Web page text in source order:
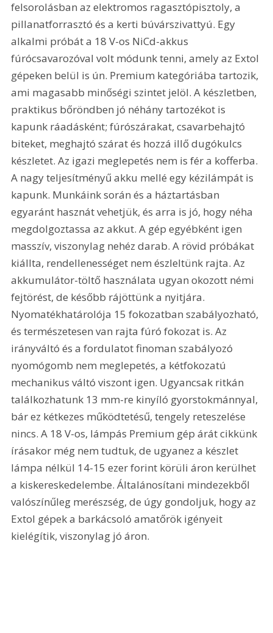
felsorolásban az elektromos ragasztópisztoly, a
pillanatforrasztó és a kerti búvárszivattyú. Egy
alkalmi próbát a 18 V-os NiCd-akkus
fúrócsavarozóval volt módunk tenni, amely az Extol
gépeken belül is ún. Premium kategóriába tartozik,
ami magasabb minőségi szintet jelöl. A készletben,
praktikus bőröndben jó néhány tartozékot is
kapunk ráadásként; fúrószárakat, csavarbehajtó
biteket, meghajtó szárat és hozzá illő dugókulcs
készletet. Az igazi meglepetés nem is fér a kofferba.
A nagy teljesítményű akku mellé egy kézilámpát is
kapunk. Munkáink során és a háztartásban
egyaránt hasznát vehetjük, és arra is jó, hogy néha
megdolgoztassa az akkut. A gép egyébként igen
masszív, viszonylag nehéz darab. A rövid próbákat
kiállta, rendellenességet nem észleltünk rajta. Az
akkumulátor-töltő használata ugyan okozott némi
fejtörést, de később rájöttünk a nyitjára.
Nyomatékhatárolója 15 fokozatban szabályozható,
és természetesen van rajta fúró fokozat is. Az
irányváltó és a fordulatot finoman szabályozó
nyomógomb nem meglepetés, a kétfokozatú
mechanikus váltó viszont igen. Ugyancsak ritkán
találkozhatunk 13 mm-re kinyíló gyorstokmánnyal,
bár ez kétkezes működtetésű, tengely reteszelése
nincs. A 18 V-os, lámpás Premium gép árát cikkünk
írásakor még nem tudtuk, de ugyanez a készlet
lámpa nélkül 14-15 ezer forint körüli áron kerülhet
a kiskereskedelembe. Általánosítani mindezekből
valószínűleg merészség, de úgy gondoljuk, hogy az
Extol gépek a barkácsoló amatőrök igényeit
kielégítik, viszonylag jó áron.